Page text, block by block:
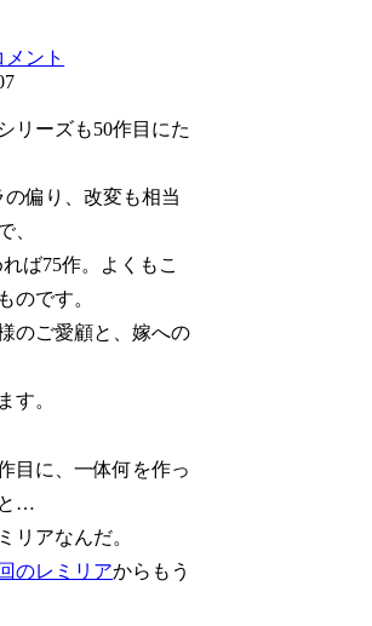
メント
リーズも50作目にた
偏り、改変も相当
、
ば75作。よくもこ
のです。
のご愛顧と、嫁への
す。
目に、一体何を作っ
…
リアなんだ。
のレミリアからもう